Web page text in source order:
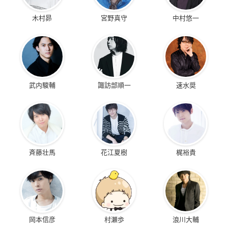
木村昴 宮野真守 中村悠一
武内駿輔 諏訪部順一 速水奨
斉藤壮馬 花江夏樹 梶裕貴
岡本信彦 村瀬歩 浪川大輔